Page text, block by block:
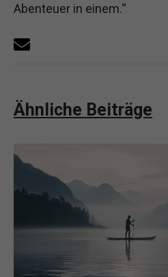
Abenteuer in einem.“
Ähnliche Beiträge